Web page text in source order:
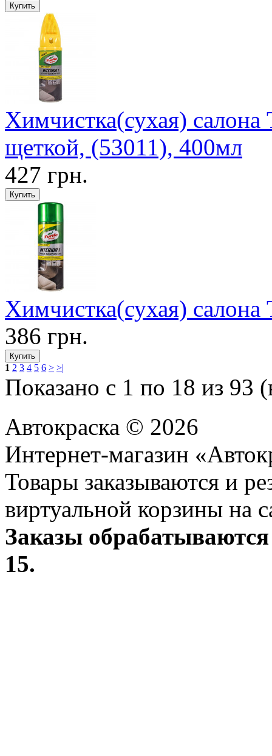
Химчистка(сухая)
щеткой, (53011), 400мл
427 грн.
Химчистка(сухая)
386 грн.
1 2 3 4 5 6 > >|
Показано с 1 по 18 из 93
Автокраска © 2026
Интернет-магазин
Товары заказываются и
виртуальной корзины на
Заказы
15.